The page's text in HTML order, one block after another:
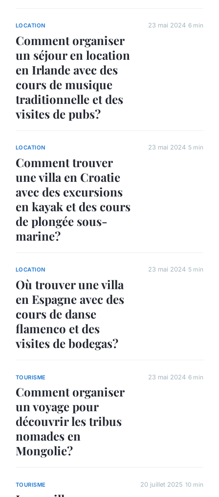
LOCATION
Comment organiser
un séjour en location
en Irlande avec des
cours de musique
traditionnelle et des
visites de pubs?
23 mai 2024 6 min
LOCATION
Comment trouver
une villa en Croatie
avec des excursions
en kayak et des cours
de plongée sous-
marine?
23 mai 2024 5 min
LOCATION
Où trouver une villa
en Espagne avec des
cours de danse
flamenco et des
visites de bodegas?
23 mai 2024 5 min
TOURISME
Comment organiser
un voyage pour
découvrir les tribus
nomades en
Mongolie?
23 mai 2024 6 min
TOURISME 20 juillet 2025 10 min